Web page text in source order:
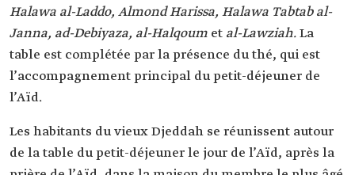
Halawa al-Laddo, Almond Harissa, Halawa Tabtab al-
Janna, ad-Debiyaza, al-Halqoum et al-Lawziah.La
table est complétée par la présence du thé, qui est
l’accompagnement principal du petit-déjeuner de
l’Aïd.
Les habitants du vieux Djeddah se réunissent autour
de la table du petit-déjeuner le jour de l’Aïd, après la